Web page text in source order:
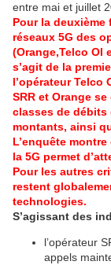
entre mai et juillet
Pour la deuxième
réseaux 5G des
(Orange,Telco OI
s’agit de la
l’opérateur Telco
SRR et Orange
classes de débits
montants, ainsi
L’enquête
la 5G permet
Pour les autres
restent
technologies.
S’agissant des
l’opérateur
appels